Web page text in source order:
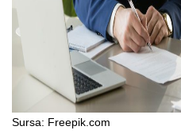
Sursa: Freepik.com